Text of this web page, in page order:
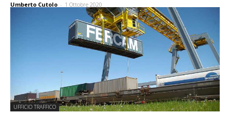
Umberto Cutolo - 1 Ottobre 2020
UFFICIO TRAFFICO